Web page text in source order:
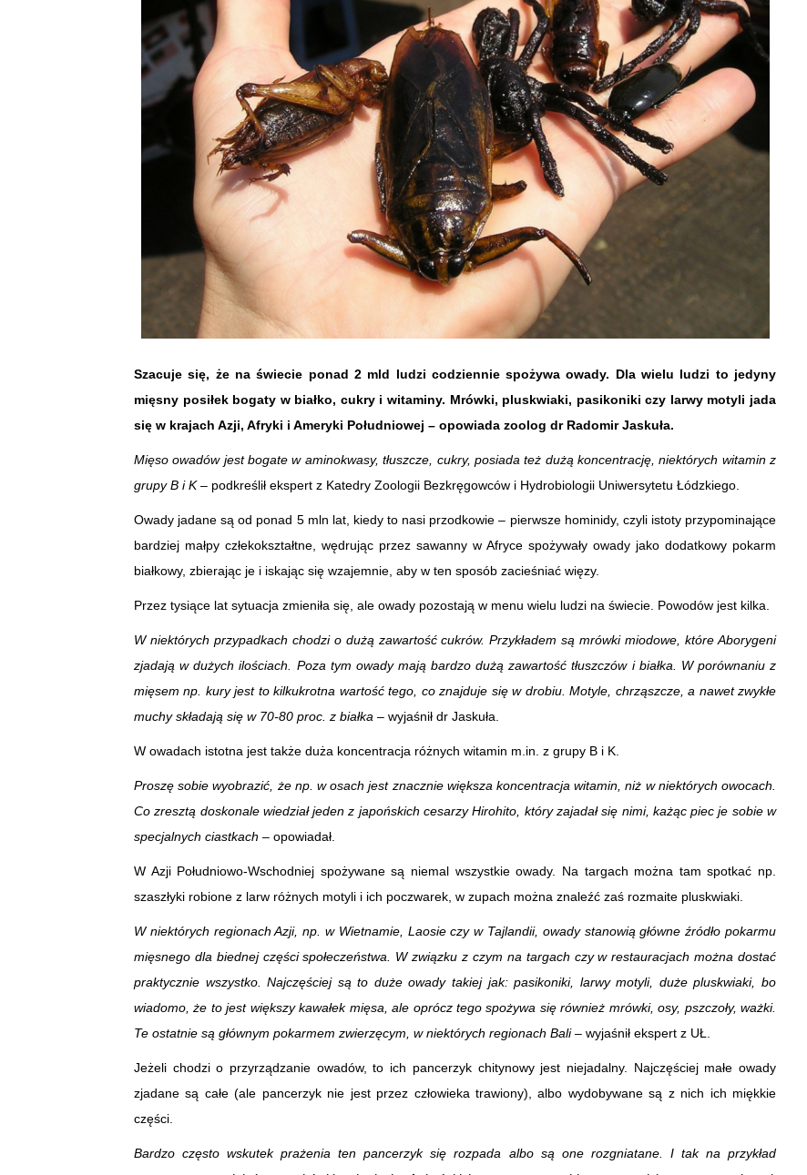
Szacuje się, że na świecie ponad 2 mld ludzi codziennie spożywa owady. Dla wielu ludzi to jedyny
mięsny posiłek bogaty w białko, cukry i witaminy. Mrówki, pluskwiaki, pasikoniki czy larwy motyli jada
się w krajach Azji, Afryki i Ameryki Południowej – opowiada zoolog dr Radomir Jaskuła.
Mięso owadów jest bogate w aminokwasy, tłuszcze, cukry, posiada też dużą koncentrację, niektórych witamin z
grupy B i K– podkreślił ekspert z Katedry Zoologii Bezkręgowców i Hydrobiologii Uniwersytetu Łódzkiego.
Owady jadane są od ponad 5 mln lat, kiedy to nasi przodkowie – pierwsze hominidy, czyli istoty przypominające
bardziej małpy człekokształtne, wędrując przez sawanny w Afryce spożywały owady jako dodatkowy pokarm
białkowy, zbierając je i iskając się wzajemnie, aby w ten sposób zacieśniać więzy.
Przez tysiące lat sytuacja zmieniła się, ale owady pozostają w menu wielu ludzi na świecie. Powodów jest kilka.
W niektórych przypadkach chodzi o dużą zawartość cukrów. Przykładem są mrówki miodowe, które Aborygeni
zjadają w dużych ilościach. Poza tym owady mają bardzo dużą zawartość tłuszczów i białka. W porównaniu z
mięsem np. kury jest to kilkukrotna wartość tego, co znajduje się w drobiu. Motyle, chrząszcze, a nawet zwykłe
muchy składają się w 70-80 proc. z białka – wyjaśnił dr Jaskuła.
W owadach istotna jest także duża koncentracja różnych witamin m.in. z grupy B i K.
Proszę sobie wyobrazić, że np. w osach jest znacznie większa koncentracja witamin, niż w niektórych owocach.
Co zresztą doskonale wiedział jeden z japońskich cesarzy Hirohito, który zajadał się nimi, każąc piec je sobie w
specjalnych ciastkach – opowiadał.
W Azji Południowo-Wschodniej spożywane są niemal wszystkie owady. Na targach można tam spotkać np.
szaszłyki robione z larw różnych motyli i ich poczwarek, w zupach można znaleźć zaś rozmaite pluskwiaki.
W niektórych regionach Azji, np. w Wietnamie, Laosie czy w Tajlandii, owady stanowią główne źródło pokarmu
mięsnego dla biednej części społeczeństwa. W związku z czym na targach czy w restauracjach można dostać
praktycznie wszystko. Najczęściej są to duże owady takiej jak: pasikoniki, larwy motyli, duże pluskwiaki, bo
wiadomo, że to jest większy kawałek mięsa, ale oprócz tego spożywa się również mrówki, osy, pszczoły, ważki.
Te ostatnie są głównym pokarmem zwierzęcym, w niektórych regionach Bali– wyjaśnił ekspert z UŁ.
Jeżeli chodzi o przyrządzanie owadów, to ich pancerzyk chitynowy jest niejadalny. Najczęściej małe owady
zjadane są całe (ale pancerzyk nie jest przez człowieka trawiony), albo wydobywane są z nich ich miękkie
części.
Bardzo często wskutek prażenia ten pancerzyk się rozpada albo są one rozgniatane. I tak na przykład